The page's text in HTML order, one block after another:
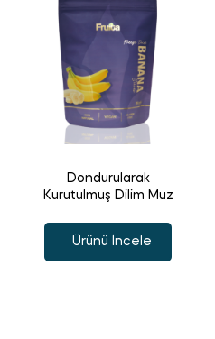
Dondurularak
Kurutulmuş Dilim Muz
Ürünü İncele